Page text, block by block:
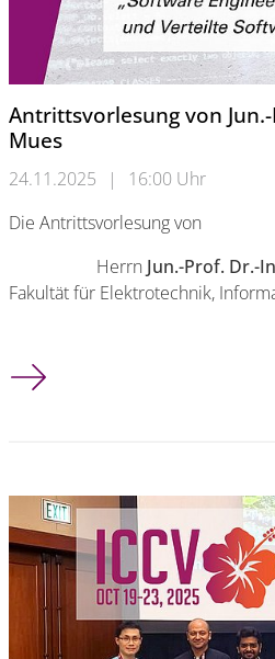
Antrittsvorlesung von
Mues
24.11.2025 |
16:00 Uhr
Die Antrittsvorlesung von
Herrn Jun.-Prof. Dr.-
Fakultät für Elektrotechnik,
Antrittsvorlesung von Jun.-Prof.